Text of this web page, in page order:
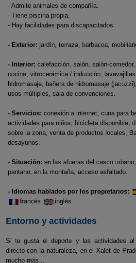
- Admite animales de compañía.
- Tiene piscina propia.
- Hay facilidades para discapacitados.
- Exterior: jardín, terraza, barbacoa,
- Interior: calefacción, salón, salón-
cocina, vitrocerámica / inducción,
hidromasaje, bañera de hidromasaje
usos múltiples, sala de convenciones.
- Servicios: conexión a internet, cuna para
actividades para niños, bicicleta disponible,
sobre la zona, venta de productos locales,
desayunos.
- Situación: en las afueras del casco
pantano, en la montaña, acceso asfaltado.
- Idiomas hablados por los propietarios:
francés
inglés
Entorno y actividades
Si te gusta el deporte y las actividades
directo con la naturaleza, en el Xalet de
mucho más...